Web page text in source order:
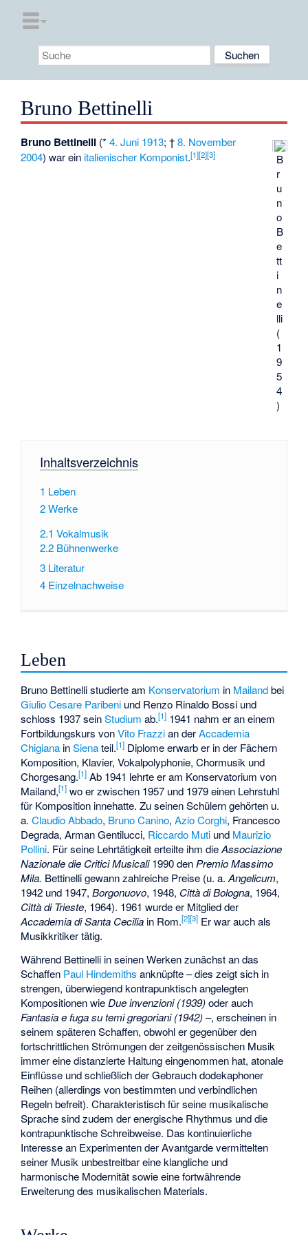
Bruno Bettinelli
B
r
u
n
o
B
e
tt
i
n
e
lli
(
1
9
5
4
)
Bruno Bettinelli (*4. Juni 1913; †8. November
2004) war ein italienischer Komponist.[1][2][3]
Inhaltsverzeichnis
1 Leben
2Werke
2.1 Vokalmusik
2.2 Bühnenwerke
3 Literatur
4 Einzelnachweise
Leben
Bruno Bettinelli studierte am Konservatorium in Mailandbei
Giulio Cesare Paribeni und Renzo Rinaldo Bossi und
schloss 1937 seinStudium ab.[1] 1941 nahm er an einem
Fortbildungskurs vonVito Frazzian derAccademia
Chigiana inSienateil.[1] Diplome erwarb er in der Fächern
Komposition, Klavier, Vokalpolyphonie, Chormusik und
Chorgesang.[1] Ab 1941 lehrte er am Konservatorium von
Mailand,[1] wo er zwischen 1957 und 1979 einen Lehrstuhl
für Komposition innehatte. Zu seinen Schülern gehörten u.
a.Claudio Abbado, Bruno Canino,Azio Corghi, Francesco
Degrada,Arman Gentilucci, Riccardo Muti und Maurizio
Pollini. Für seine Lehrtätigkeit erteilte ihm dieAssociazione
Nazionale die Critici Musicali1990 den Premio Massimo
Mila. Bettinelli gewann zahlreiche Preise (u. a.Angelicum,
1942 und 1947,Borgonuovo, 1948, Città di Bologna, 1964,
Città di Trieste, 1964). 1961 wurde er Mitglied der
Accademia di Santa Cecilia in Rom.[2][3] Er war auch als
Musikkritiker tätig.
Während Bettinelli in seinen Werken zunächst an das
Schaffen Paul Hindemiths anknüpfte – dies zeigt sich in
strengen, überwiegend kontrapunktisch angelegten
Kompositionen wieDue invenzioni (1939)oder auch
Fantasia e fuga su temi gregoriani (1942)–, erscheinen in
seinem späteren Schaffen, obwohl er gegenüber den
fortschrittlichen Strömungen der zeitgenössischen Musik
immer eine distanzierte Haltung eingenommen hat, atonale
Einflüsse und schließlich der Gebrauch dodekaphoner
Reihen (allerdings von bestimmten und verbindlichen
Regeln befreit). Charakteristisch für seine musikalische
Sprache sind zudem der energische Rhythmus und die
kontrapunktische Schreibweise. Das kontinuierliche
Interesse an Experimenten der Avantgarde vermittelten
seiner Musik unbestreitbar eine klangliche und
harmonische Modernität sowie eine fortwährende
Erweiterung des musikalischen Materials.